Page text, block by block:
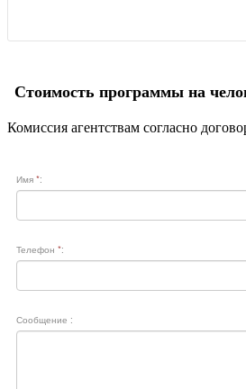
Стоимость программы на
Комиссия агентствам согласно